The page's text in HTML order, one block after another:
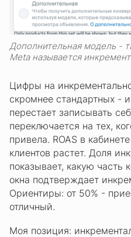
Дополнительная модель -
Meta называется
Цифры на
скромнее стандартных -
перестает записывать
переключается на тех,
привела. ROAS в
клиентов растет. Доля
показывает, какую часть
окна подтверждает
Ориентиры: от 50% -
отличный.
Моя позиция: